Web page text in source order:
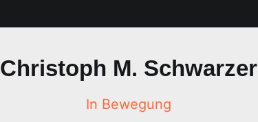
Christoph M. Schwarzer
In Bewegung